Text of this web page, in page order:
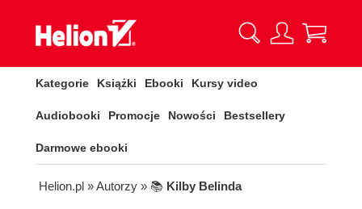
Kategorie Książki Ebooki Kursy video
Audiobooki Promocje Nowości Bestsellery
Darmowe ebooki
Helion.pl » Autorzy » 📚 Kilby Belinda